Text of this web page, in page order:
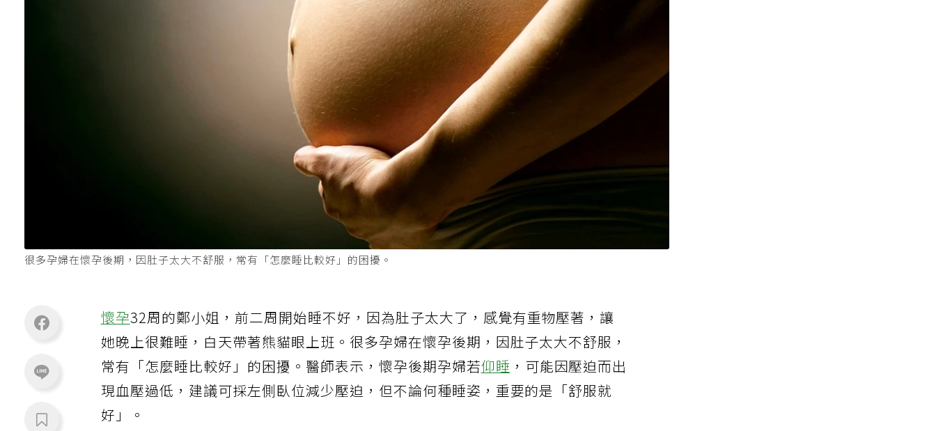
很多孕婦在懷孕後期，因肚子太大不舒服，常有「怎麼睡比較好」的困擾。
懷孕32周的鄭小姐，前二周開始睡不好，因為肚子太大了，感覺有重物壓著，讓
她晚上很難睡，白天帶著熊貓眼上班。很多孕婦在懷孕後期，因肚子太大不舒服，
常有「怎麼睡比較好」的困擾。醫師表示，懷孕後期孕婦若仰睡 ，可能因壓迫而出
現血壓過低，建議可採左側臥位減少壓迫，但不論何種睡姿，重要的是「舒服就
好」。